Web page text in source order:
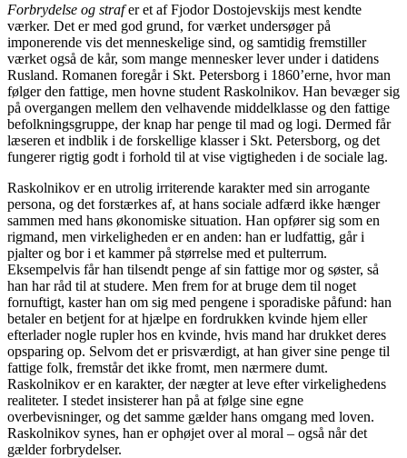
Forbrydelse og strafer et af Fjodor Dostojevskijs mest kendte
værker. Det er med god grund, for værket undersøger på
imponerende vis det menneskelige sind, og samtidig fremstiller
værket også de kår, som mange mennesker lever under i datidens
Rusland. Romanen foregår i Skt. Petersborg i 1860’erne, hvor man
følger den fattige, men hovne student Raskolnikov. Han bevæger sig
på overgangen mellem den velhavende middelklasse og den fattige
befolkningsgruppe, der knap har penge til mad og logi. Dermed får
læseren et indblik i de forskellige klasser i Skt. Petersborg, og det
fungerer rigtig godt i forhold til at vise vigtigheden i de sociale lag.
Raskolnikov er en utrolig irriterende karakter med sin arrogante
persona, og det forstærkes af, at hans sociale adfærd ikke hænger
sammen med hans økonomiske situation. Han opfører sig som en
rigmand, men virkeligheden er en anden: han er ludfattig, går i
pjalter og bor i et kammer på størrelse med et pulterrum.
Eksempelvis får han tilsendt penge af sin fattige mor og søster, så
han har råd til at studere. Men frem for at bruge dem til noget
fornuftigt, kaster han om sig med pengene i sporadiske påfund: han
betaler en betjent for at hjælpe en fordrukken kvinde hjem eller
efterlader nogle rupler hos en kvinde, hvis mand har drukket deres
opsparing op. Selvom det er prisværdigt, at han giver sine penge til
fattige folk, fremstår det ikke fromt, men nærmere dumt.
Raskolnikov er en karakter, der nægter at leve efter virkelighedens
realiteter. I stedet insisterer han på at følge sine egne
overbevisninger, og det samme gælder hans omgang med loven.
Raskolnikov synes, han er ophøjet over al moral – også når det
gælder forbrydelser.